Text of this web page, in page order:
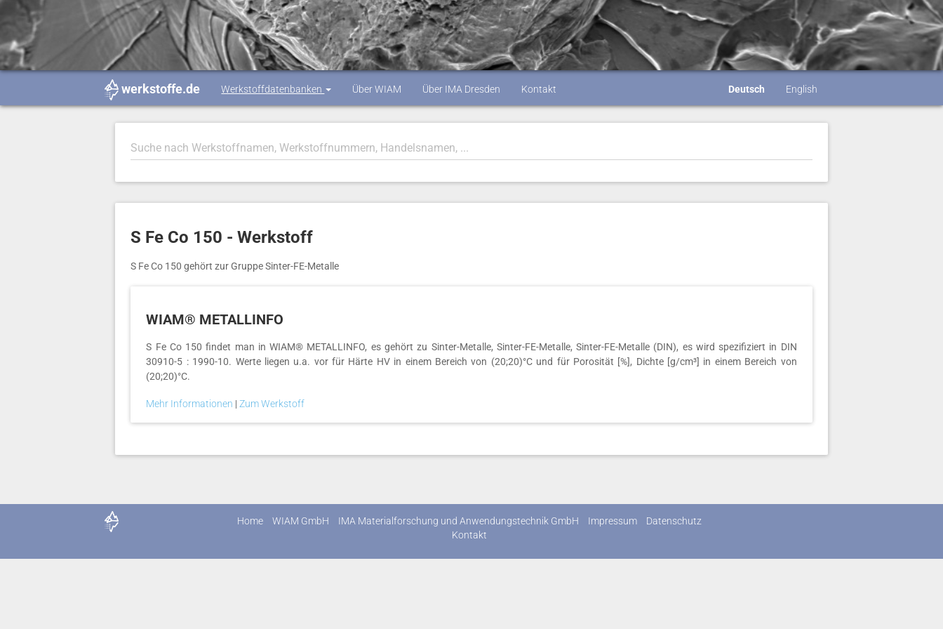
werkstoffe.de Werkstoffdatenbanken Über WIAM Über IMA Dresden Kontakt Deutsch English
S Fe Co 150 - Werkstoff
S Fe Co 150 gehört zur Gruppe Sinter-FE-Metalle
WIAM® METALLINFO
S Fe Co 150 findet man in WIAM® METALLINFO, es gehört zu Sinter-Metalle, Sinter-FE-Metalle, Sinter-FE-Metalle (DIN), es wird spezifiziert in DIN
30910-5 : 1990-10. Werte liegen u.a. vor für Härte HV in einem Bereich von (20;20)°C und für Porosität [%], Dichte [g/cm³] in einem Bereich von
(20;20)°C.
Mehr Informationen | Zum Werkstoff
Home WIAM GmbH IMA Materialforschung und Anwendungstechnik GmbH Impressum
Datenschutz
Kontakt